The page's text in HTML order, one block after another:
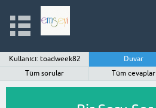
Kullanıcı: toadweek82 Duvar
Tüm sorular
Tüm cevaplar